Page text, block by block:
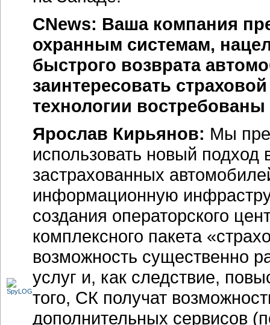
CNews: Ваша компания
охранным системам,
быстрого возврата
заинтересовать
технологии востребованы
Ярослав Кирьянов: Мы
использовать новый подход
застрахованных
информационную
создания операторского
комплексного пакета
возможность существенно
услуг и, как следствие,
того, СК получат
дополнительных сервисов